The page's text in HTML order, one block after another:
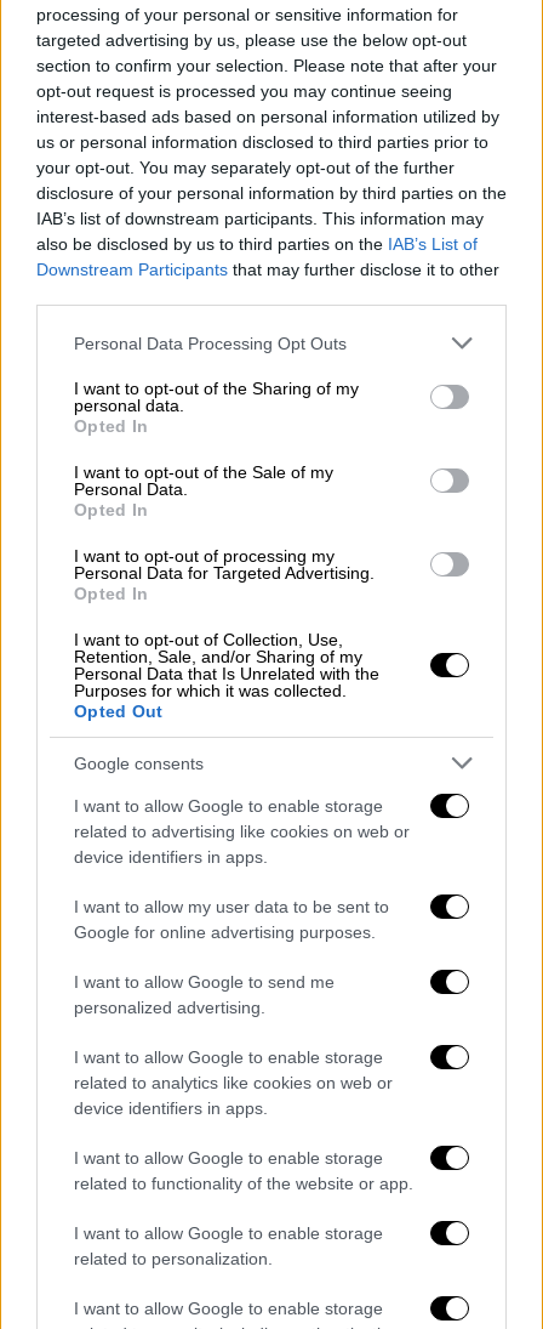
processing of your personal or sensitive information for
targeted advertising by us, please use the below opt-out
section to confirm your selection. Please note that after your
opt-out request is processed you may continue seeing
interest-based ads based on personal information utilized by
us or personal information disclosed to third parties prior to
your opt-out. You may separately opt-out of the further
disclosure of your personal information by third parties on the
IAB’s list of downstream participants. This information may
also be disclosed by us to third parties on the IAB’s List of
Downstream Participants that may further disclose it to other
Please note that this website/app uses one or more Google
not limited to your visit or usage behaviour. You may click to
grant or deny consent to Google and its third-party tags to
use your data for below specified purposes in below Google
consent section.
Personal Data Processing Opt Outs
I want to opt-out of the Sharing of my
personal data.
Opted In
I want to opt-out of the Sale of my
Personal Data.
Opted In
I want to opt-out of processing my
Personal Data for Targeted Advertising.
Opted In
I want to opt-out of Collection, Use,
Retention, Sale, and/or Sharing of my
Personal Data that Is Unrelated with the
Purposes for which it was collected.
Opted Out
Google consents
I want to allow Google to enable storage
related to advertising like cookies on web or
device identifiers in apps.
I want to allow my user data to be sent to
Google for online advertising purposes.
I want to allow Google to send me
personalized advertising.
I want to allow Google to enable storage
related to analytics like cookies on web or
device identifiers in apps.
I want to allow Google to enable storage
related to functionality of the website or app.
I want to allow Google to enable storage
related to personalization.
I want to allow Google to enable storage
Ελλάδα|24.12.2025 13:26
Αναίσθητη και τραυματισμένη
εντοπίστηκε 14χρονη που βγήκε για τα
κάλαντα
Η μικρή είχε βγει για να πει τα κάλαντα,
όταν ξαφνικά βρέθηκε αναίσθητη στο
έδαφος
Ελλάδα|23.12.2025 17:16
Αμύνταιο: Μαθητές αποχώρησαν χωρίς
να πουν τα κάλαντα στον Γεωργιάδη -
Θερμά χειροκροτήματα από τους
διαδηλωτές
Αρκετοί γονείς φώναζαν «ντροπή»,
καταγγέλλοντας ότι γινόταν φιέστα με τα
παιδιά τους